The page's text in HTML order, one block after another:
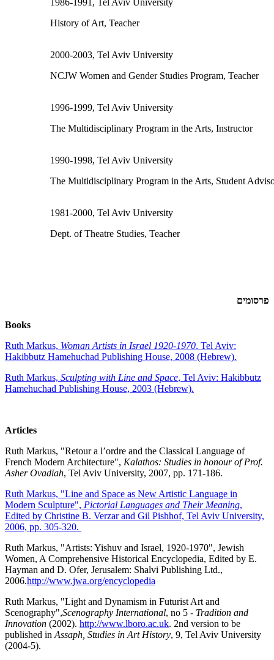
1986-1991, Tel Aviv University
History of Art, Teacher
2000-2003, Tel Aviv University
NCJW Women and Gender Studies Program, Teacher
1996-1999, Tel Aviv University
The Multidisciplinary Program in the Arts, Instructor
1990-1998, Tel Aviv University
The Multidisciplinary Program in the Arts, Student
1981-2000, Tel Aviv University
Dept. of Theatre Studies, Teacher
פרסומים
Books
Ruth Markus, Woman Artists in Israel 1920-1970, Tel Aviv:
Hakibbutz Hamehuchad Publishing House, 2008 (Hebrew).
Ruth Markus, Sculpting with Line and Space, Tel Aviv: Hakibbutz
Hamehuchad Publishing House, 2003 (Hebrew).
Articles
Ruth Markus, "Retour a l’ordre and the Classical Language of
French Modern Architecture", Kalathos: Studies in honour of Prof.
Asher Ovadiah, Tel Aviv University, 2007, pp. 171-186.
Ruth Markus, "Line and Space as New Artistic Language in
Modern Sculpture", Pictorial Languages and Their Meaning,
Edited by Christine B. Verzar and Gil Pishhof, Tel Aviv University,
2006, pp. 305-320.
Ruth Markus, "Artists: Yishuv and Israel, 1920-1970", Jewish
Women, A Comprehensive Historical Encyclopedia, Edited by E.
Hayman and D. Ofer, Jerusalem: Shalvi Publishing Ltd.,
2006.http://www.jwa.org/encyclopedia
Ruth Markus, "Light and Dynamism in Futurist Art and
Scenography",Scenography International, no 5 - Tradition and
Innovation (2002). http://www.lboro.ac.uk. 2nd version to be
published in Assaph, Studies in Art History, 9, Tel Aviv University
(2004-5).